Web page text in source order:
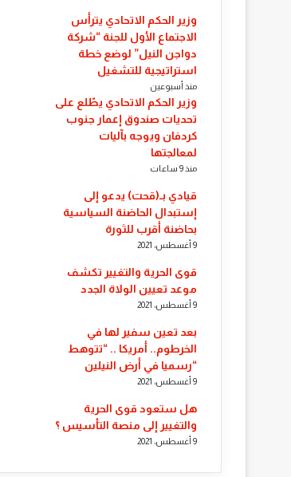
وزير الحكم الاتحادي يترأس
الاجتماع الأول للجنة “شركة
دواجن النيل” لوضع خطة
استراتيجية للتشغيل
منذ أسبوعين
​وزير الحكم الاتحادي يطّلع على
تحديات صندوق إعمار جنوب
كردفان ويوجه بآليات
لمعالجتها
منذ 9 ساعات
قيادي بـ(قحت) يدعو إلى
إستبدال الحاضنة السياسية
بحاضنة أقرب للثورة
9 أغسطس، 2021
قوى الحرية والتغيير تكشف
موعد تعيين الولاة الجدد
9 أغسطس، 2021
بعد تعين سفير لها في
الخرطوم.. أمريكا .. “تتوهط
“رسميا في أرض النيلين
9 أغسطس، 2021
هل ستعود قوى الحرية
والتغيير إلى منصة التأسيس ؟
9 أغسطس، 2021